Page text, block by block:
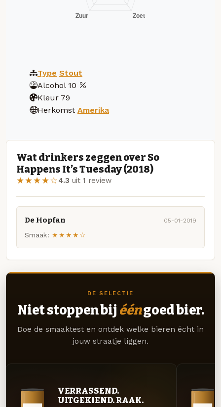
Type Stout
Alcohol 10
Kleur 79
Herkomst Amerika
Wat drinkers zeggen over So
Happens It’s Tuesday (2018)
★★★★☆4.3 uit 1 review
De Hopfan 05-01-2019
Smaak: ★★★★☆
DE SELECTIE
Niet stoppen bij ééngoed bier.
Doe de smaaktest en ontdek welke bieren écht in
jouw straatje liggen.
VERRASSEND.
UITGEKIEND. RAAK.